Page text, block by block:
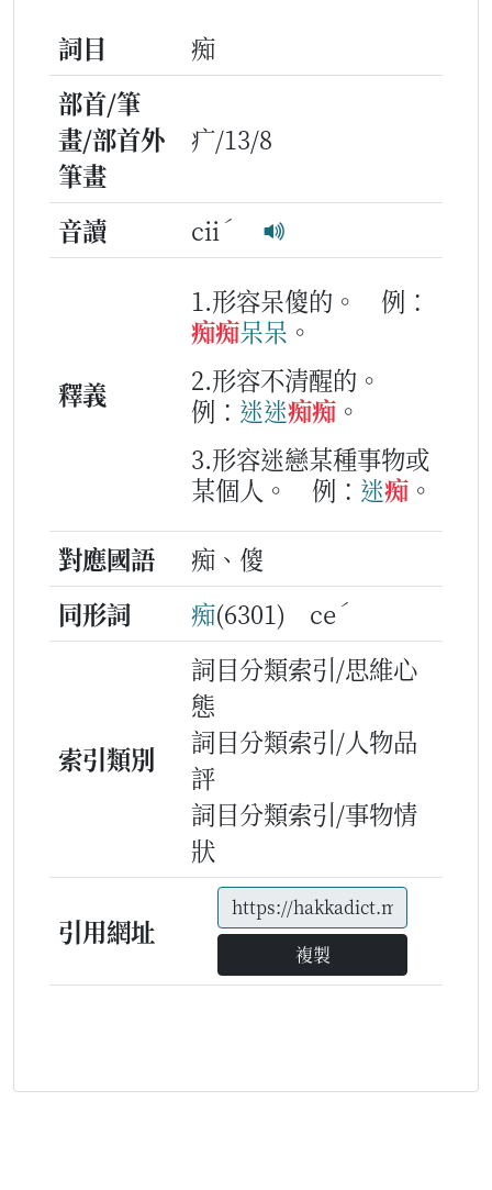
詞目
痴
部首/筆
畫/部首外
筆畫
疒/13/8
音讀 cii ˊ
釋義
1.形容呆傻的。
例：
痴痴呆呆 。
2.形容不清醒的。
例： 迷迷痴痴 。
3.形容迷戀某種事物或
某個人。
例： 迷痴 。
對應國語
痴、傻
同形詞
痴(6301) ce ˊ
索引類別
詞目分類索引/思維心
態
詞目分類索引/人物品
評
詞目分類索引/事物情
狀
引用網址
複製